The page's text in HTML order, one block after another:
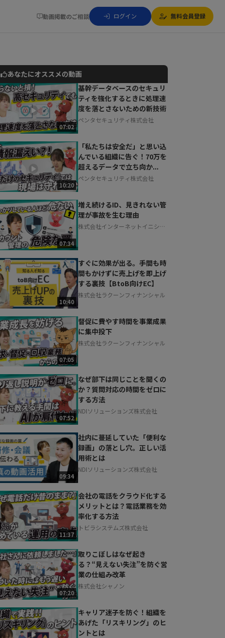
動画掲載のご相談 ログイン 無料会員登録
動画でご紹介しているサービスについて
お気軽にご相談・ご質問いただけます！
30秒でお申し込み可能
相談を希望する 無料
あなたにオススメの動画
07:02
基幹データベースのセキュリ
ティを強化するときに処理速
度を落とさないための新技術
ペンタセキュリティ株式会社
10:20
「私たちは安全だ」と思い込
んでいる組織に告ぐ！70万を
超えるデータで立ち向か...
ペンタセキュリティ株式会社
07:34
増え続けるID、見きれない管
理が事故を生む理由
株式会社インターネットイニシア
10:40
すぐに効果が出る。手間も時
間もかけずに売上げを即上げ
する裏技【BtoB向けEC】
株式会社ラクーンフィナンシャル
07:05
督促に費やす時間を事業成果
に集中投下
株式会社ラクーンフィナンシャル
07:52
なぜ部下は同じことを聞くの
か？質問対応の時間をゼロに
する方法
NDIソリューションズ株式会社
09:34
社内に蔓延していた「便利な
録画」の落とし穴。正しい活
用術とは
NDIソリューションズ株式会社
11:37
会社の電話をクラウド化する
メリットとは？電話業務を効
率化する方法
トビラシステムズ株式会社
07:20
取りこぼしはなぜ起き
る？“見えない失注”を防ぐ営
業の仕組み改革
株式会社シャノン
キャリア迷子を防ぐ！組織を
あげた「リスキリング」のヒ
ントとは